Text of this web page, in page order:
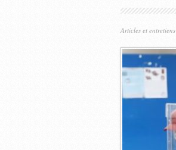
Articles et entretiens